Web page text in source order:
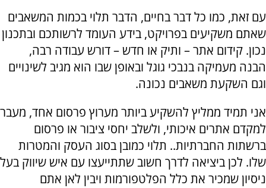
עם זאת, כמו כל דבר בחיים, הדבר תלוי בכמות המשאבים
שאתם משקיעים בפרויקט, בידע העומד לרשותכם ובתכנון
נכון. קידום אתר – ותיק או חדש – דורש עבודה רבה,
הבנה מעמיקה בנבכי גוגל ובאופן שבו הוא מגיב לשינויים
וגם השקעת משאבים נכונה.
אני תמיד ממליץ להשקיע ביותר מערוץ פרסום אחד, מעבר
למקדם אתרים איכותי, ולשלב יחסי ציבור או פרסום
ברשתות החברתיות.. תלוי כמובן בסוג העסק והמטרות
שלו. לכן ביציאה לדרך חשוב שתתייעצו עם איש שיווק בעל
ניסיון שמכיר את כלל הפלטפורמות ויבין לאן אתם